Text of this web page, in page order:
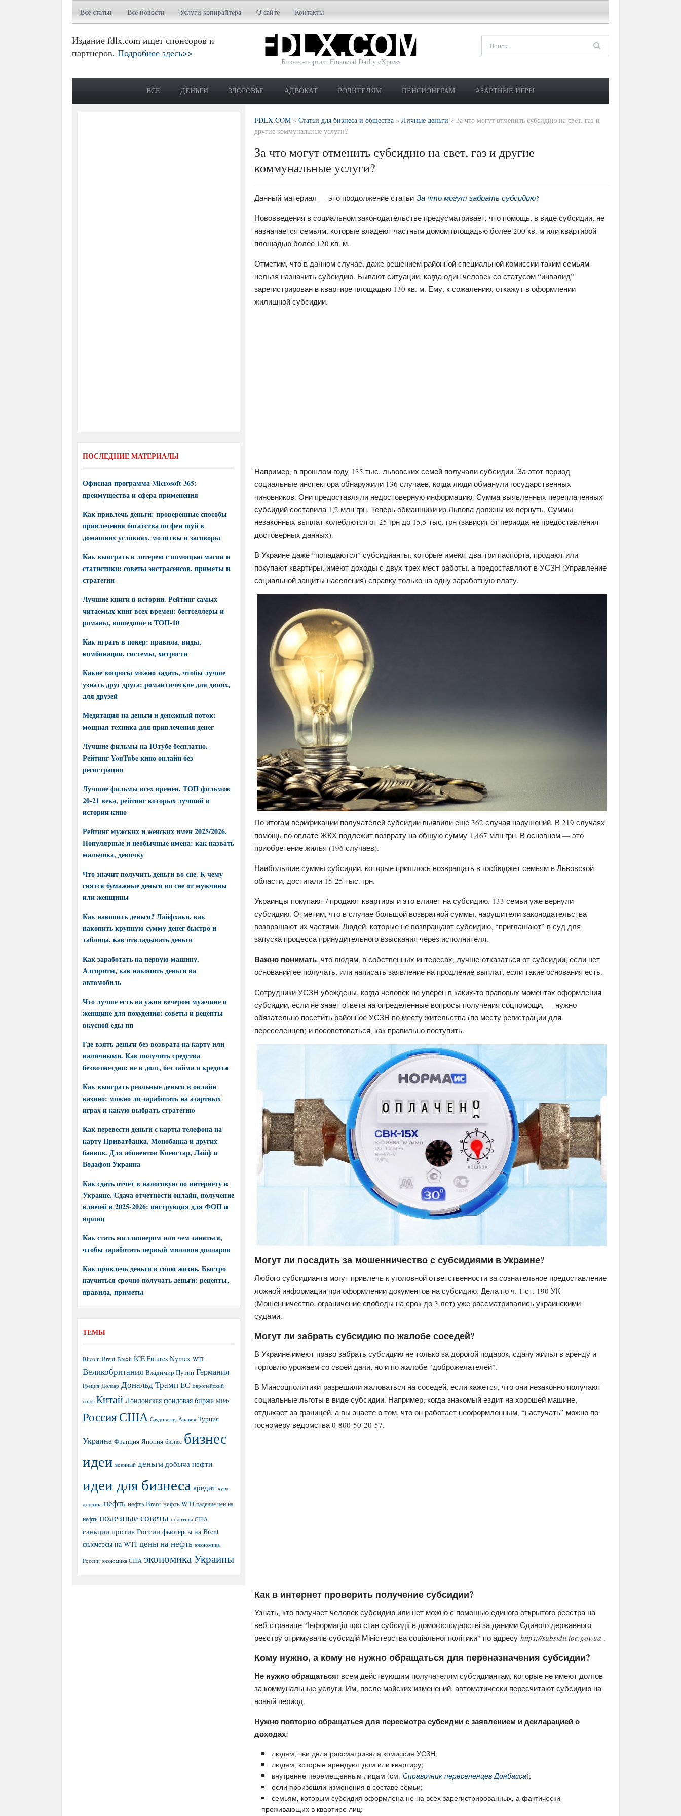
Все статьи Все новости Услуги копирайтера О сайте Контакты
Издание fdlx.com ищет спонсоров и
партнеров. Подробнее здесь>>
Бизнес-портал: Financial DaiLy eXpress
ВСЕ ДЕНЬГИ ЗДОРОВЬЕ АДВОКАТ РОДИТЕЛЯМ ПЕНСИОНЕРАМ АЗАРТНЫЕ ИГРЫ
FDLX.COM » Статьи для бизнеса и общества » Личные деньги » За что могут отменить субсидию на свет, газ и
другие коммунальные услуги?
За что могут отменить субсидию на свет, газ и другие
коммунальные услуги?
Данный материал — это продолжение статьи За что могут забрать субсидию?
Нововведения в социальном законодательстве предусматривает, что помощь, в виде субсидии, не
назначается семьям, которые владеют частным домом площадью более 200 кв. м или квартирой
площадью более 120 кв. м.
Отметим, что в данном случае, даже решением районной специальной комиссии таким семьям
нельзя назначить субсидию. Бывают ситуации, когда один человек со статусом “инвалид”
зарегистрирован в квартире площадью 130 кв. м. Ему, к сожалению, откажут в оформлении
жилищной субсидии.
Например, в прошлом году 135 тыс. львовских семей получали субсидии. За этот период
социальные инспектора обнаружили 136 случаев, когда люди обманули государственных
чиновников. Они предоставляли недостоверную информацию. Сумма выявленных переплаченных
субсидий составила 1,2 млн грн. Теперь обманщики из Львова должны их вернуть. Суммы
незаконных выплат колеблются от 25 грн до 15,5 тыс. грн (зависит от периода не предоставления
достоверных данных).
В Украине даже “попадаются” субсидианты, которые имеют два-три паспорта, продают или
покупают квартиры, имеют доходы с двух-трех мест работы, а предоставляют в УСЗН (Управление
социальной защиты населения) справку только на одну заработную плату.
По итогам верификации получателей субсидии выявили еще 362 случая нарушений. В 219 случаях
помощь по оплате ЖКХ подлежит возврату на общую сумму 1,467 млн грн. В основном — это
приобретение жилья (196 случаев).
Наибольшие суммы субсидии, которые пришлось возвращать в госбюджет семьям в Львовской
области, достигали 15-25 тыс. грн.
Украинцы покупают / продают квартиры и это влияет на субсидию. 133 семьи уже вернули
субсидию. Отметим, что в случае большой возвратной суммы, нарушители законодательства
возвращают их частями. Людей, которые не возвращают субсидию, “приглашают” в суд для
запуска процесса принудительного взыскания через исполнителя.
Важно понимать, что людям, в собственных интересах, лучше отказаться от субсидии, если нет
оснований ее получать, или написать заявление на продление выплат, если такие основания есть.
Сотрудники УСЗН убеждены, когда человек не уверен в каких-то правовых моментах оформления
субсидии, если не знает ответа на определенные вопросы получения соцпомощи, — нужно
обязательно посетить районное УСЗН по месту жительства (по месту регистрации для
переселенцев) и посоветоваться, как правильно поступить.
Могут ли посадить за мошенничество с субсидиями в Украине?
Любого субсидианта могут привлечь к уголовной ответственности за сознательное предоставление
ложной информации при оформлении документов на субсидию. Дела по ч. 1 ст. 190 УК
(Мошенничество, ограничение свободы на срок до 3 лет) уже рассматривались украинскими
судами.
Могут ли забрать субсидию по жалобе соседей?
В Украине имеют право забрать субсидию не только за дорогой подарок, сдачу жилья в аренду и
торговлю урожаем со своей дачи, но и по жалобе “доброжелателей”.
В Минсоцполитики разрешили жаловаться на соседей, если кажется, что они незаконно получают
социальные льготы в виде субсидии. Например, когда знакомый ездит на хорошей машине,
отдыхает за границей, а вы знаете о том, что он работает неоформленным, “настучать” можно по
госномеру ведомства 0-800-50-20-57.
Как в интернет проверить получение субсидии?
Узнать, кто получает человек субсидию или нет можно с помощью единого открытого реестра на
веб-странице “Інформація про стан субсидії в домогосподарстві за даними Єдиного державного
реєстру отримувачів субсидій Міністерства соціальної політики” по адресу https://subsidii.ioc.gov.ua .
Кому нужно, а кому не нужно обращаться для переназначения субсидии?
Не нужно обращаться: всем действующим получателям субсидиантам, которые не имеют долгов
за коммунальные услуги. Им, после майских изменений, автоматически пересчитают субсидию на
новый период.
Нужно повторно обращаться для пересмотра субсидии с заявлением и декларацией о
доходах:
людям, чьи дела рассматривала комиссия УСЗН;
людям, которые арендуют дом или квартиру;
внутренне перемещенным лицам (см. Справочник переселенцев Донбасса);
если произошли изменения в составе семьи;
семьям, которым субсидия оформлена не на всех зарегистрированных, а фактически
проживающих в квартире лиц;
ПОСЛЕДНИЕ МАТЕРИАЛЫ
Офисная программа Microsoft 365:
преимущества и сфера применения
Как привлечь деньги: проверенные способы
привлечения богатства по фен шуй в
домашних условиях, молитвы и заговоры
Как выиграть в лотерею с помощью магии и
статистики: советы экстрасенсов, приметы и
стратегии
Лучшие книги в истории. Рейтинг самых
читаемых книг всех времен: бестселлеры и
романы, вошедшие в ТОП-10
Как играть в покер: правила, виды,
комбинации, системы, хитрости
Какие вопросы можно задать, чтобы лучше
узнать друг друга: романтические для двоих,
для друзей
Медитация на деньги и денежный поток:
мощная техника для привлечения денег
Лучшие фильмы на Ютубе бесплатно.
Рейтинг YouTube кино онлайн без
регистрации
Лучшие фильмы всех времен. ТОП фильмов
20-21 века, рейтинг которых лучший в
истории кино
Рейтинг мужских и женских имен 2025/2026.
Популярные и необычные имена: как назвать
мальчика, девочку
Что значит получить деньги во сне. К чему
снятся бумажные деньги во сне от мужчины
или женщины
Как накопить деньги? Лайфхаки, как
накопить крупную сумму денег быстро и
таблица, как откладывать деньги
Как заработать на первую машину.
Алгоритм, как накопить деньги на
автомобиль
Что лучше есть на ужин вечером мужчине и
женщине для похудения: советы и рецепты
вкусной еды пп
Где взять деньги без возврата на карту или
наличными. Как получить средства
безвозмездно: не в долг, без займа и кредита
Как выиграть реальные деньги в онлайн
казино: можно ли заработать на азартных
играх и какую выбрать стратегию
Как перевести деньги с карты телефона на
карту Приватбанка, Монобанка и других
банков. Для абонентов Киевстар, Лайф и
Водафон Украина
Как сдать отчет в налоговую по интернету в
Украине. Сдача отчетности онлайн, получение
ключей в 2025-2026: инструкция для ФОП и
юрлиц
Как стать миллионером или чем заняться,
чтобы заработать первый миллион долларов
Как привлечь деньги в свою жизнь. Быстро
научиться срочно получать деньги: рецепты,
правила, приметы
ТЕМЫ
Bitcoin Brent Brexit ICE Futures Nymex WTI
Великобритания Владимир Путин Германия
Греция Доллар Дональд Трамп ЕС Европейский
союз Китай Лондонская фондовая биржа МВФ
РоссияСША Саудовская Аравия Турция
Украина Франция Япония бизнес бизнес
идеи военный деньги добыча нефти
идеи для бизнеса кредит курс
доллара нефть нефть Brent нефть WTI падение цен на
нефть полезные советы политика США
санкции против России фьючерсы на Brent
фьючерсы на WTI цены на нефть экономика
России экономика США экономика Украины